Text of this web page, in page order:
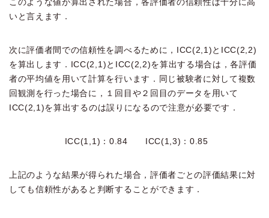
このような値が算出された場合，各評価者の信頼性は十分に高
いと言えます．
次に評価者間での信頼性を調べるために，ICC(2,1)とICC(2,2)
を算出します．ICC(2,1)とICC(2,2)を算出する場合は，各評価
者の平均値を用いて計算を行います．同じ被験者に対して複数
回観測を行った場合に，１回目や２回目のデータを用いて
ICC(2,1)を算出するのは誤りになるので注意が必要です．
ICC(1,1)：0.84 ICC(1,3)：0.85
上記のような結果が得られた場合，評価者ごとの評価結果に対
しても信頼性があると判断することができます．